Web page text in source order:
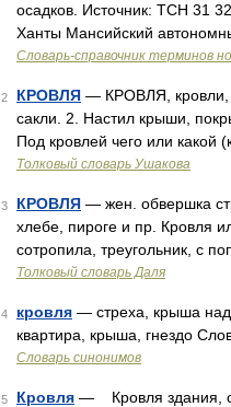
осадков. Источник: ТСН 31
Ханты Мансийский
Словарь-справочник терминов
2 КРОВЛЯ — КРОВЛЯ, кровли,
сакли. 2. Настил крыши,
Под кровлей чего или
Толковый словарь Ушакова
3 КРОВЛЯ — жен. обвершка
хлебе, пироге и пр. Кровля
сотропила, треугольник, с
Толковый словарь Даля
4 кровля — стреха, крыша над
квартира, крыша, гнездо
Словарь синонимов
5 Кровля — Кровля здания,